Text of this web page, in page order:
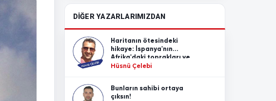
DİĞER YAZARLARIMIZDAN
Haritanın ötesindeki
hikaye: İspanya'nın
Afrika'daki toprakları ve
Akdeniz'in değişmeyen
Hüsnü Çelebi
Bunların sahibi ortaya
çıksın!